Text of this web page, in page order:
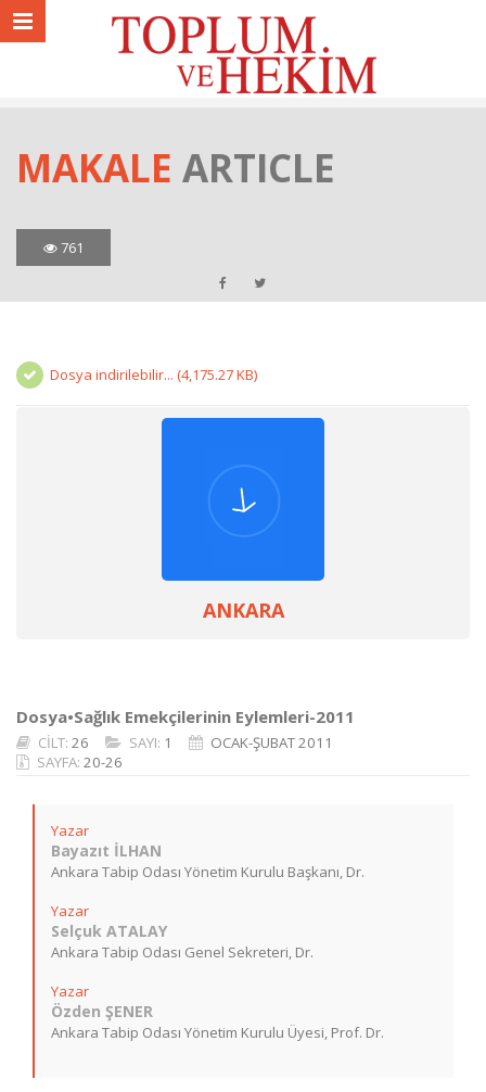
MAKALE ARTICLE
761
Dosya indirilebilir... (4,175.27 KB)
ANKARA
Dosya•Sağlık Emekçilerinin Eylemleri-2011
CİLT: 26 SAYI: 1
OCAK-ŞUBAT 2011
SAYFA: 20-26
Yazar
Bayazıt İLHAN
Ankara Tabip Odası Yönetim Kurulu Başkanı, Dr.
Yazar
Selçuk ATALAY
Ankara Tabip Odası Genel Sekreteri, Dr.
Yazar
Özden ŞENER
Ankara Tabip Odası Yönetim Kurulu Üyesi, Prof. Dr.